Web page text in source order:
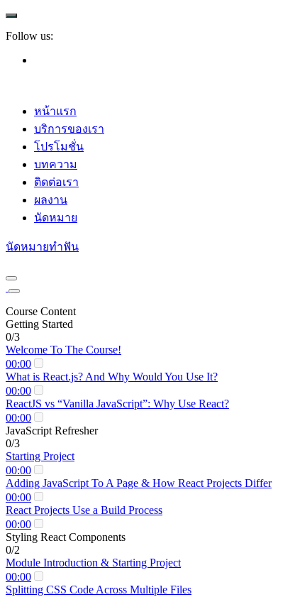
Follow us:
หน้าแรก
บริการของเรา
โปรโมชั่น
บทความ
ติดต่อเรา
ผลงาน
นัดหมาย
นัดหมายทำฟัน
Course Content
Getting Started
0/3
Welcome To The Course!
00:00
What is React.js? And Why Would You Use It?
00:00
ReactJS vs “Vanilla JavaScript”: Why Use React?
00:00
JavaScript Refresher
0/3
Starting Project
00:00
Adding JavaScript To A Page & How React Projects Differ
00:00
React Projects Use a Build Process
00:00
Styling React Components
0/2
Module Introduction & Starting Project
00:00
Splitting CSS Code Across Multiple Files